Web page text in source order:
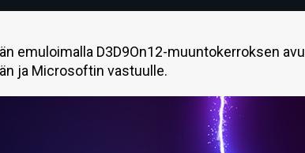
emuloimalla D3D9On12-muuntokerroksen
ja Microsoftin vastuulle.